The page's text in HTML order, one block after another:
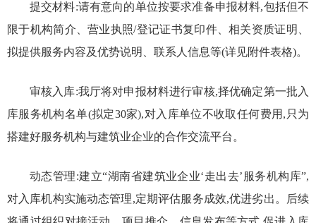
提交材料:请有意向的单位按要求准备申报材料,包括但不
限于机构简介、营业执照/登记证书复印件、相关资质证明、
拟提供服务内容及优势说明、联系人信息等(详见附件表格)。
审核入库:我厅将对申报材料进行审核,择优确定第一批入
库服务机构名单(拟定30家),对入库单位不收取任何费用,只为
搭建好服务机构与建筑业企业的合作交流平台。
动态管理:建立“湖南省建筑业企业‘走出去’服务机构库”,
对入库机构实施动态管理,定期评估服务成效,优进劣出。后续